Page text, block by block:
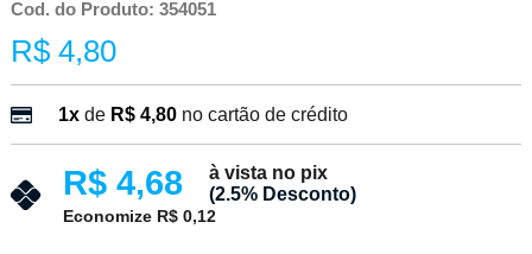
Cod. do Produto: 354051
R$ 4,80
1xde R$ 4,80 no cartão de crédito
R$ 4,68
à vista no pix
(2.5% Desconto)
Economize R$ 0,12